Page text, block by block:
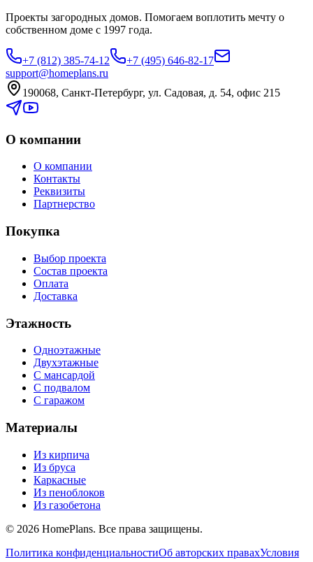
Проекты загородных домов. Помогаем воплотить мечту о
собственном доме с 1997 года.
+7 (812) 385-74-12
+7 (495) 646-82-17
support@homeplans.ru
190068, Санкт-Петербург, ул. Садовая, д. 54, офис 215
О компании
О компании
Контакты
Реквизиты
Партнерство
Покупка
Выбор проекта
Состав проекта
Оплата
Доставка
Этажность
Одноэтажные
Двухэтажные
С мансардой
С подвалом
С гаражом
Материалы
Из кирпича
Из бруса
Каркасные
Из пеноблоков
Из газобетона
© 2026 HomePlans. Все права защищены.
Политика конфиденциальностиОб авторских правахУсловия